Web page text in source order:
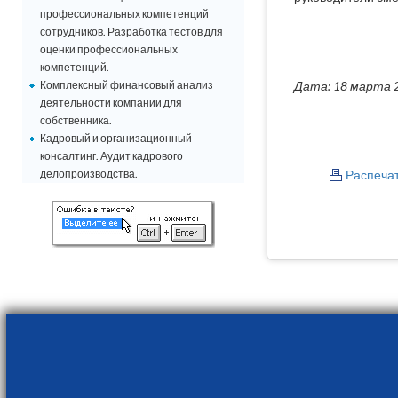
профессиональных компетенций
сотрудников. Разработка тестов для
оценки профессиональных
компетенций.
Комплексный финансовый анализ
деятельности компании для
собственника.
Кадровый и организационный
консалтинг. Аудит кадрового
делопроизводства.
Дата: 18 марта